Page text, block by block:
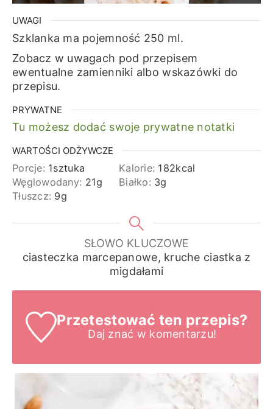
UWAGI
Szklanka ma pojemność 250 ml.
Zobacz w uwagach pod przepisem
ewentualne zamienniki albo wskazówki do
przepisu.
PRYWATNE
Tu możesz dodać swoje prywatne notatki
WARTOŚCI ODŻYWCZE
Porcje: 1sztuka Kalorie: 182kcal
Węglowodany: 21g Białko: 3g
Tłuszcz: 9g
SŁOWO KLUCZOWE
ciasteczka marcepanowe, kruche ciastka z
migdałami
Przetestować ten przepis?
Daj znać w komentarzu!